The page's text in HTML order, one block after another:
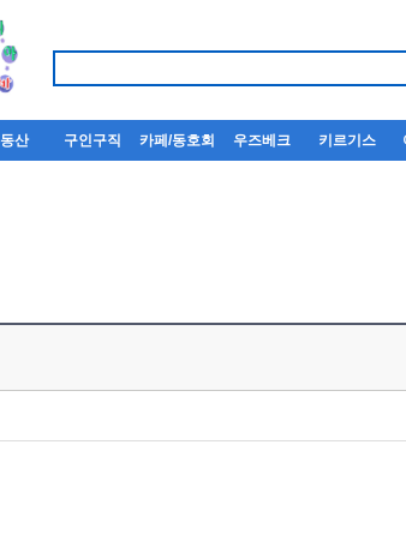
산 구인구직 카페/동호회 우즈베크 키르기스